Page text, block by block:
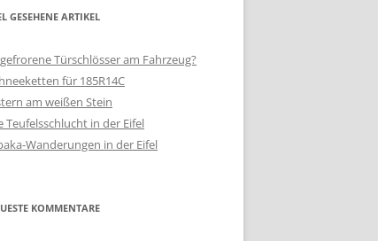
GESEHENE ARTIKEL
Türschlösser am Fahrzeug?
für 185R14C
am weißen Stein
Teufelsschlucht in der Eifel
Wanderungen in der Eifel
KOMMENTARE